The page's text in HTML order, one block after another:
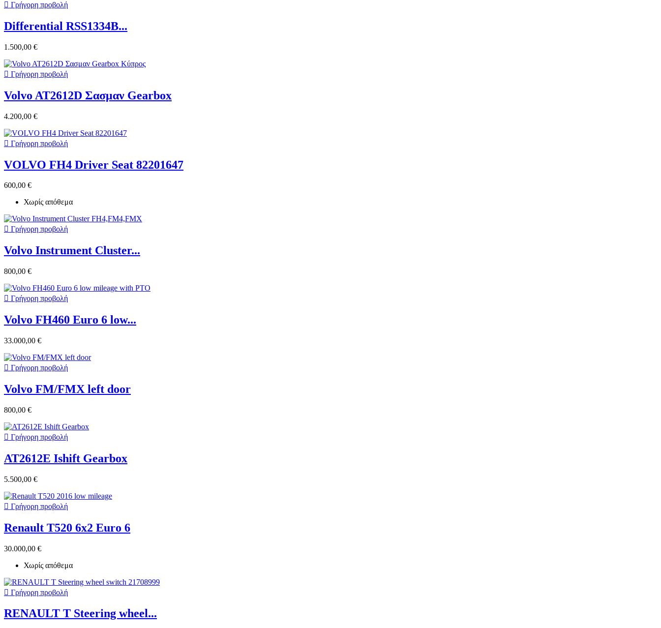
 Γρήγορη προβολή
Differential RSS1334B...
1.500,00 €
 Γρήγορη προβολή
Volvo AT2612D Σασμαν Gearbox
4.200,00 €
 Γρήγορη προβολή
VOLVO FH4 Driver Seat 82201647
600,00 €
Χωρίς απόθεμα
 Γρήγορη προβολή
Volvo Instrument Cluster...
800,00 €
 Γρήγορη προβολή
Volvo FH460 Euro 6 low...
33.000,00 €
 Γρήγορη προβολή
Volvo FM/FMX left door
800,00 €
 Γρήγορη προβολή
AT2612E Ishift Gearbox
5.500,00 €
 Γρήγορη προβολή
Renault T520 6x2 Euro 6
30.000,00 €
Χωρίς απόθεμα
 Γρήγορη προβολή
RENAULT T Steering wheel...